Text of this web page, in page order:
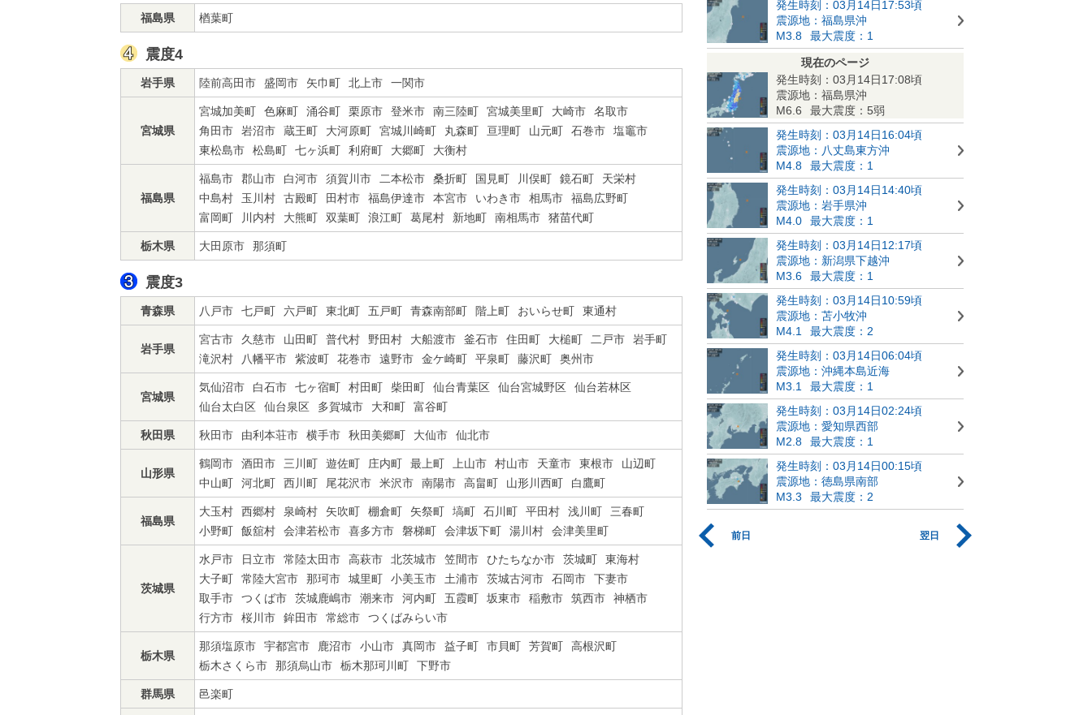
福島県 楢葉町
震度4
岩手県 陸前高田市 盛岡市 矢巾町 北上市 一関市
宮城県
宮城加美町 色麻町 涌谷町 栗原市 登米市 南三陸町 宮城美里町 大崎市
名取市
角田市
岩沼市 蔵王町 大河原町 宮城川崎町 丸森町 亘理町 山元町 石巻市
塩竈市
東松島市
松島町 七ヶ浜町 利府町 大郷町 大衡村
福島県
福島市 郡山市 白河市 須賀川市 二本松市 桑折町 国見町 川俣町 鏡石町
天栄村
中島村
玉川村 古殿町 田村市 福島伊達市 本宮市 いわき市 相馬市
福島広野町
富岡町
川内村 大熊町 双葉町 浪江町 葛尾村 新地町 南相馬市 猪苗代町
栃木県 大田原市 那須町
震度3
青森県 八戸市 七戸町 六戸町 東北町 五戸町 青森南部町 階上町 おいらせ町 東通村
岩手県
宮古市 久慈市 山田町 普代村 野田村 大船渡市 釜石市 住田町 大槌町 二戸市
岩手町
滝沢村
八幡平市 紫波町 花巻市 遠野市 金ケ崎町 平泉町 藤沢町 奥州市
宮城県
気仙沼市 白石市 七ヶ宿町 村田町 柴田町 仙台青葉区 仙台宮城野区
仙台若林区
仙台太白区
仙台泉区 多賀城市 大和町 富谷町
秋田県 秋田市 由利本荘市 横手市 秋田美郷町 大仙市 仙北市
山形県
鶴岡市 酒田市 三川町 遊佐町 庄内町 最上町 上山市 村山市 天童市 東根市
山辺町
中山町
河北町 西川町 尾花沢市 米沢市 南陽市 高畠町 山形川西町 白鷹町
福島県
大玉村 西郷村 泉崎村 矢吹町 棚倉町 矢祭町 塙町 石川町 平田村 浅川町
三春町
小野町
飯舘村 会津若松市 喜多方市 磐梯町 会津坂下町 湯川村 会津美里町
茨城県
水戸市 日立市 常陸太田市 高萩市 北茨城市 笠間市 ひたちなか市 茨城町
東海村
大子町
常陸大宮市 那珂市 城里町 小美玉市 土浦市 茨城古河市 石岡市
下妻市
取手市
つくば市 茨城鹿嶋市 潮来市 河内町 五霞町 坂東市 稲敷市 筑西市
神栖市
行方市
桜川市 鉾田市 常総市 つくばみらい市
栃木県
那須塩原市 宇都宮市 鹿沼市 小山市 真岡市 益子町 市貝町 芳賀町
高根沢町
栃木さくら市
那須烏山市 栃木那珂川町 下野市
群馬県 邑楽町
発生時刻：03月14日17:53頃
震源地：福島県沖
M3.8
最大震度：1
現在のページ
発生時刻：03月14日17:08頃
震源地：福島県沖
M6.6
最大震度：5弱
発生時刻：03月14日16:04頃
震源地：八丈島東方沖
M4.8
最大震度：1
発生時刻：03月14日14:40頃
震源地：岩手県沖
M4.0
最大震度：1
発生時刻：03月14日12:17頃
震源地：新潟県下越沖
M3.6
最大震度：1
発生時刻：03月14日10:59頃
震源地：苫小牧沖
M4.1
最大震度：2
発生時刻：03月14日06:04頃
震源地：沖縄本島近海
M3.1
最大震度：1
発生時刻：03月14日02:24頃
震源地：愛知県西部
M2.8
最大震度：1
発生時刻：03月14日00:15頃
震源地：徳島県南部
M3.3
最大震度：2
前日 翌日